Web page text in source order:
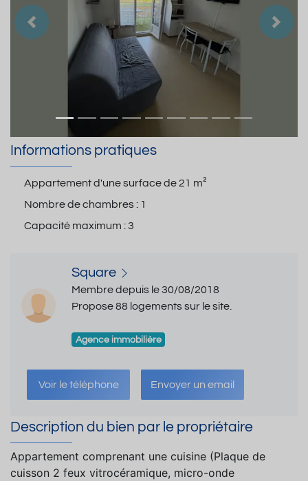
Précedent
Informations pratiques
Appartement d'une surface de21 m²
Nombre de chambres : 1
Capacité maximum :3
Square
Membre depuis le 30/08/2018
Propose 88 logements sur le site.
Agence immobilière
Voir le téléphone Envoyer un email
Description du bien par le propriétaire
Appartement comprenant une cuisine (Plaque de
cuisson 2 feux vitrocéramique, micro-onde